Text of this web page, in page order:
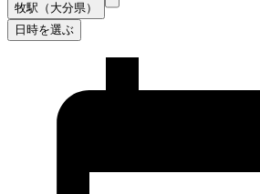
牧駅（大分県）
日時を選ぶ